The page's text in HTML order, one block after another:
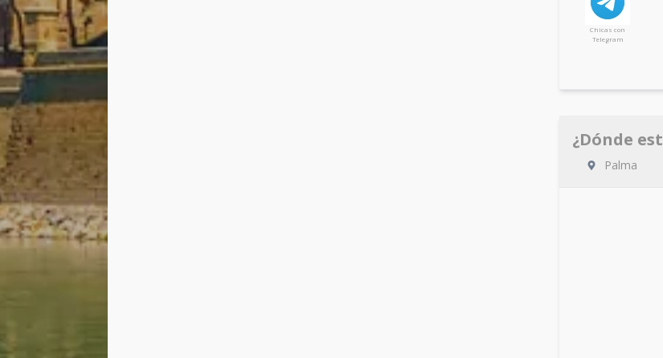
Chicas con
Telegram
¿Dónde
Palma